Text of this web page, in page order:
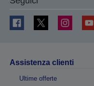
Assistenza clienti
Ultime offerte